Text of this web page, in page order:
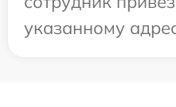
указанному